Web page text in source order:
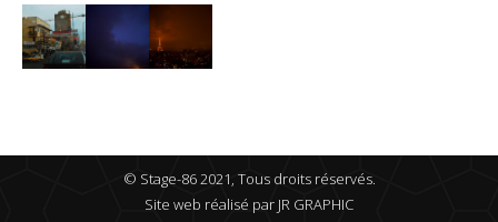
© Stage-86 2021, Tous droits réservés.
Site web réalisé par JR GRAPHIC